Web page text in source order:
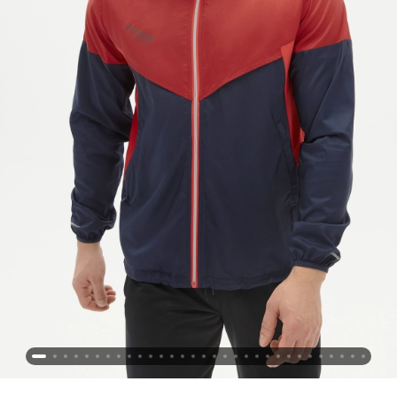
Новосибирская область (3)
Омская область (5)
Республика Башкортостан (3)
Республика Крым (1)
Республика Татарстан (2)
Ростовская область (2)
Самарская область (1)
Санкт-Петербург и ЛО (3)
Саратовская область (1)
Свердловская область (5)
Северная Осетия (2)
Смоленская область (1)
Ставропольский край (5)
Томская область (1)
Тюменская область (3)